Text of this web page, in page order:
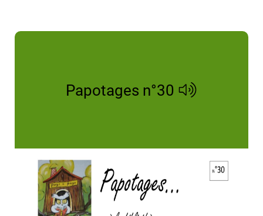
Papotages n°30